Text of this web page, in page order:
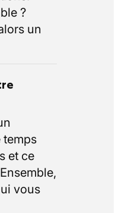
?
un
temps
et ce
vous